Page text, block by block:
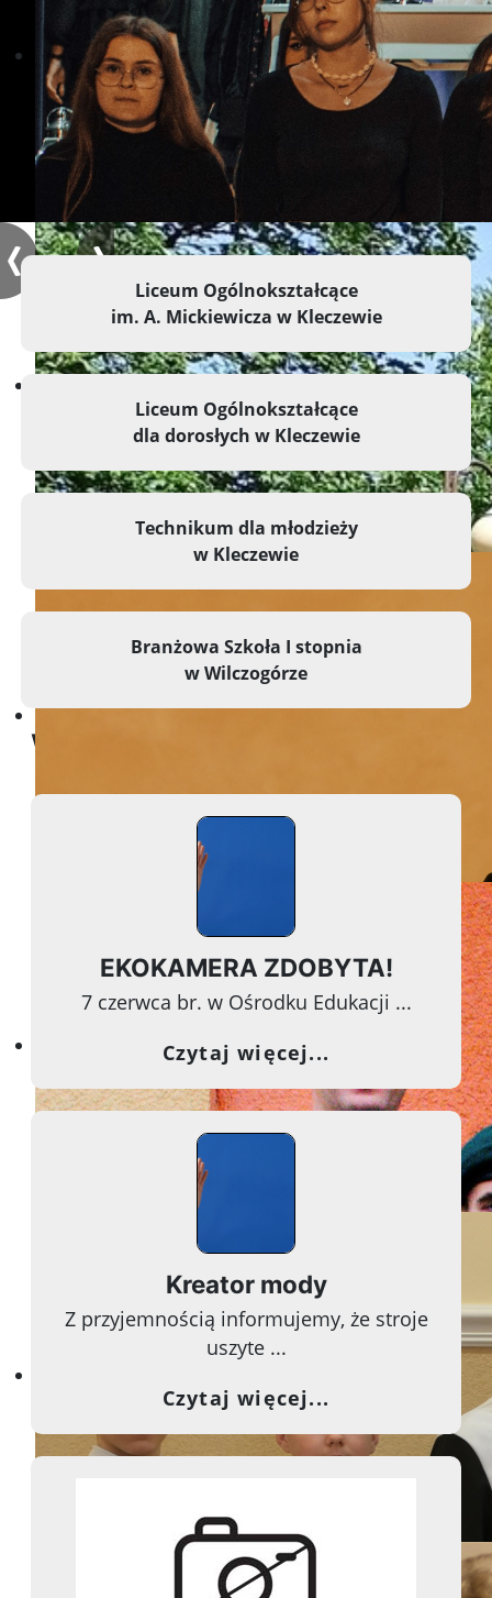
Dołącz do nas!
Jedną z najbardziej
Edukacja jest
Szkoła nie polega na
Liceum Ogólnokształcące
im. A. Mickiewicza w Kleczewie
Liceum Ogólnokształcące
dla dorosłych w Kleczewie
Technikum dla młodzieży
w Kleczewie
Branżowa Szkoła I stopnia
w Wilczogórze
Ważne Informacje
EKOKAMERA ZDOBYTA!
7 czerwca br. w Ośrodku Edukacji ...
Czytaj więcej... o EKOKAMERA
Kreator mody
Z przyjemnością informujemy, że stroje
uszyte ...
Czytaj więcej...